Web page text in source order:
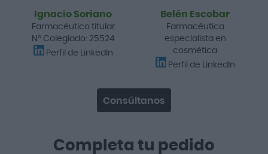
Completa tu pedido
Ignacio Soriano
Farmacéutico titular
Nº Colegiado: 25524
Perfil de LinkedIn
Belén Escobar
Farmacéutica
especialista en
cosmética
Perfil de LinkedIn
Consúltanos